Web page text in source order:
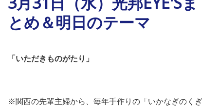
とめ＆明日のテーマ
「いただきものがたり」
※関西の先輩主婦から、毎年手作りの「いかなぎのくぎ